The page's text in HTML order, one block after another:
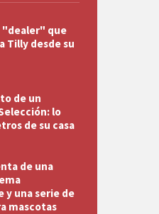
"dealer" que
Tilly desde su
de un
lo
de su casa
de una
y una serie de
mascotas